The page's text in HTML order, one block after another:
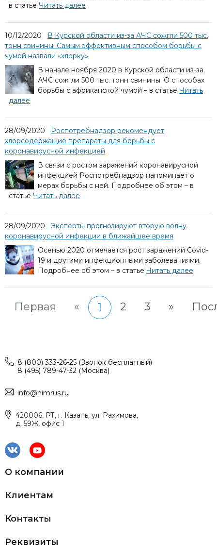
в статье Читать далее
10/12/2020
В Курской области из-за АЧС сожгли 500 тыс.
тонн свинины. Самым эффективным способом борьбы с
чумой назвали «хлорку»
В начале ноября 2020 в Курской области из-за
АЧС сожгли 500 тыс. тонн свинины. О способах
борьбы с африканской чумой – в статье Читать
далее
28/09/2020
Роспотребнадзор рекомендует
хлорсодержащие препараты для борьбы с
коронавирусной инфекцией
В связи с ростом заражений коронавирусной
инфекцией Роспотребнадзор напоминает о
мерах борьбы с ней. Подробнее об этом – в
статье Читать далее
28/09/2020
Эксперты прогнозируют вторую волну
коронавирусной инфекции в ближайшее время
Осенью 2020 отмечается рост заражений Covid-
19 и другими инфекционными заболеваниями.
Подробнее об этом – в статье Читать далее
Первая « 1 2 3 »
8 (800) 333-26-25 (Звонок бесплатный)
8 (495) 789-47-32 (Москва)
info@himrus.ru
420006, РТ, г. Казань, ул. Рахимова,
д. 59Ж, офис 1
О компании
Клиентам
Контакты
Реквизиты